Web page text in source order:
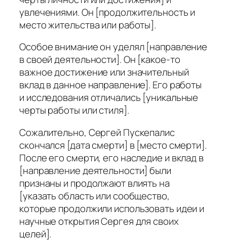
увлечениями. Он [продолжительность и
место жительства или работы].
Особое внимание он уделял [направление
в своей деятельности]. Он [какое-то
важное достижение или значительный
вклад в данное направление]. Его работы
и исследования отличались [уникальные
черты работы или стиля].
Сожалительно, Сергей Пускепалис
скончался [дата смерти] в [место смерти].
После его смерти, его наследие и вклад в
[направление деятельности] были
признаны и продолжают влиять на
[указать область или сообщество,
которые продолжили использовать идеи и
научные открытия Сергея для своих
целей].